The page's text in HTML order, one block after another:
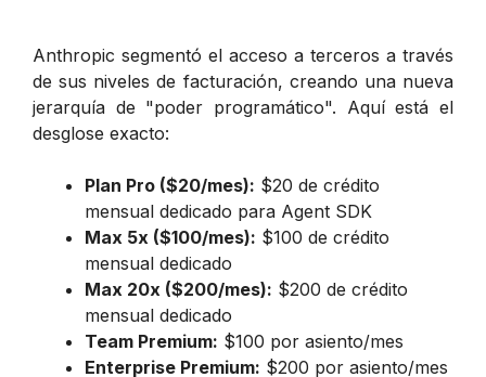
Anthropic segmentó el acceso a terceros a través
de sus niveles de facturación, creando una nueva
jerarquía de "poder programático". Aquí está el
desglose exacto:
Plan Pro ($20/mes): $20 de crédito
mensual dedicado para Agent SDK
Max 5x ($100/mes): $100 de crédito
mensual dedicado
Max 20x ($200/mes): $200 de crédito
mensual dedicado
Team Premium: $100 por asiento/mes
Enterprise Premium: $200 por asiento/mes